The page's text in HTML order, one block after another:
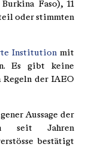
Faso), 11
oder stimmten
Institutionmit
Es gibt keine
Regeln der IAEO
Aussage der
seit Jahren
bestätigt